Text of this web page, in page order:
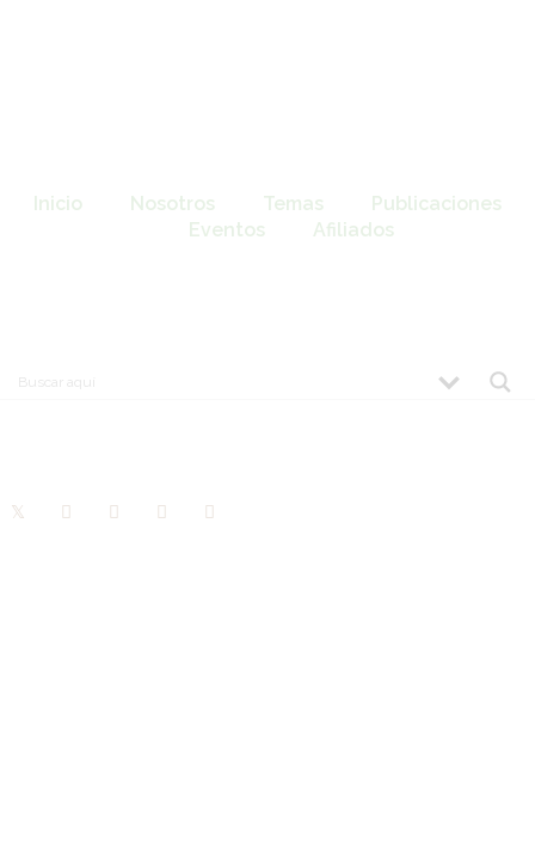
Inicio Nosotros Temas
Publicaciones
Eventos
Afiliados